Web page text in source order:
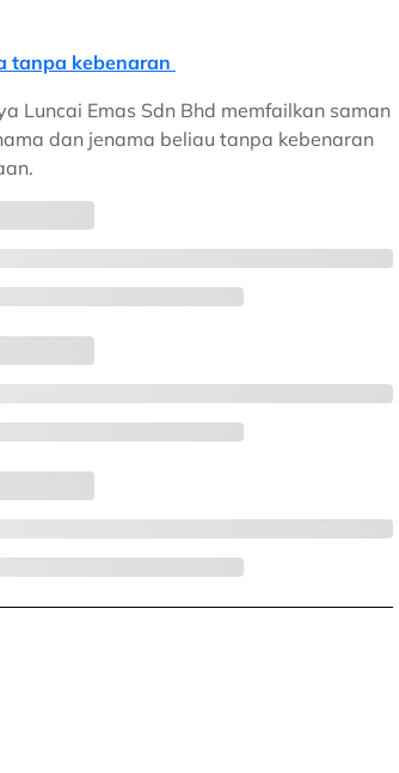
tanpa kebenaran
Luncai Emas Sdn Bhd memfailkan saman
dan jenama beliau tanpa kebenaran